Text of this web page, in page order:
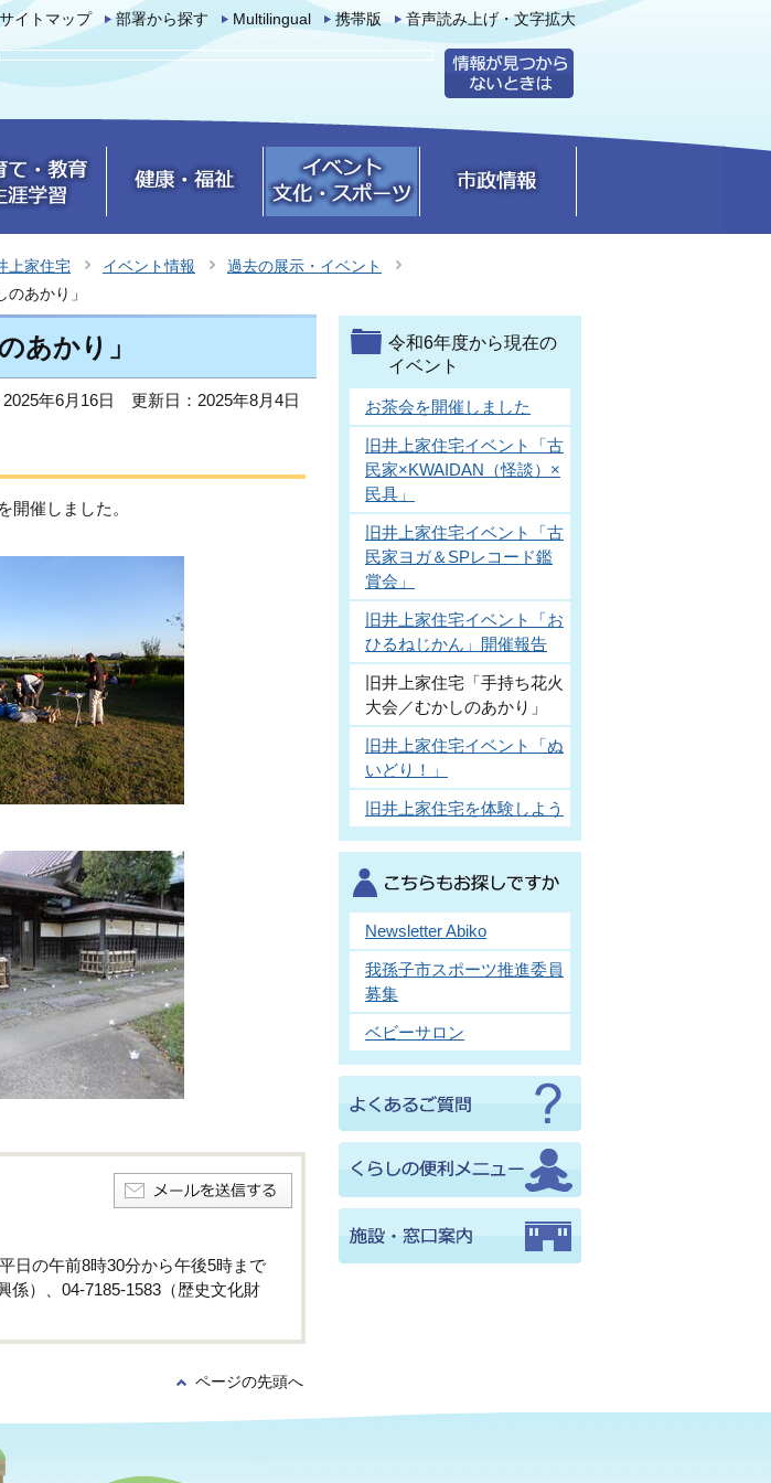
サイトマップ 部署から探す Multilingual 携帯版 音声読み上げ・文字拡大
上家住宅 イベント情報
過去の展示・イベント
あかり」
あかり」
年6月16日 更新日：2025年8月4日
開催しました。
の午前8時30分から午後5時まで
係）、04-7185-1583（歴史文化財
ページの先頭へ
令和6年度から現在の
イベント
お茶会を開催しました
旧井上家住宅イベント「古
民家×KWAIDAN（怪談）×
民具」
旧井上家住宅イベント「古
民家ヨガ＆SPレコード鑑
賞会」
旧井上家住宅イベント「お
ひるねじかん」開催報告
旧井上家住宅「手持ち花火
大会／むかしのあかり」
旧井上家住宅イベント「ぬ
いどり！」
旧井上家住宅を体験しよう
Newsletter Abiko
我孫子市スポーツ推進委員
募集
ベビーサロン